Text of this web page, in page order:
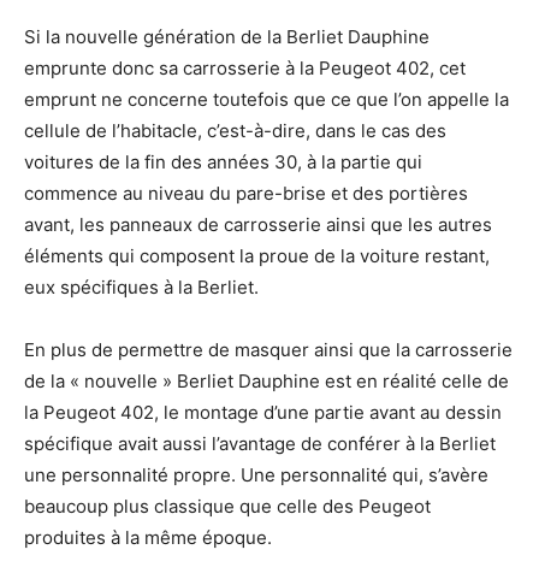
Si la nouvelle génération de la Berliet Dauphine
emprunte donc sa carrosserie à la Peugeot 402, cet
emprunt ne concerne toutefois que ce que l’on appelle la
cellule de l’habitacle, c’est-à-dire, dans le cas des
voitures de la fin des années 30, à la partie qui
commence au niveau du pare-brise et des portières
avant, les panneaux de carrosserie ainsi que les autres
éléments qui composent la proue de la voiture restant,
eux spécifiques à la Berliet.
En plus de permettre de masquer ainsi que la carrosserie
de la « nouvelle » Berliet Dauphine est en réalité celle de
la Peugeot 402, le montage d’une partie avant au dessin
spécifique avait aussi l’avantage de conférer à la Berliet
une personnalité propre. Une personnalité qui, s’avère
beaucoup plus classique que celle des Peugeot
produites à la même époque.